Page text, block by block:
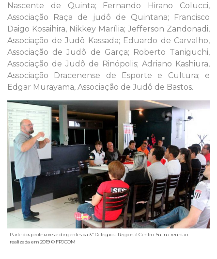
Nascente de Quinta; Fernando Hirano Colucci,
Associação Raça de judô de Quintana; Francisco
Daigo Kosaihira, Nikkey Marília; Jefferson Zandonadi,
Associação de Judô Kassada; Eduardo de Carvalho,
Associação de Judô de Garça; Roberto Taniguchi,
Associação de Judô de Rinópolis; Adriano Kashiura,
Associação Dracenense de Esporte e Cultura; e
Edgar Murayama, Associação de Judô de Bastos.
Parte dos professores e dirigentes da 3ª Delegacia Regional Centro-Sul na reunião
realizada em 2019 © FPJCOM